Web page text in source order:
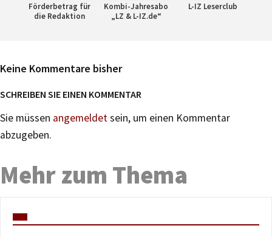
Förderbetrag für
die Redaktion
Kombi-Jahresabo
„LZ & L-IZ.de“
L-IZ Leserclub
Keine Kommentare bisher
SCHREIBEN SIE EINEN KOMMENTAR
Sie müssen angemeldetsein, um einen Kommentar
abzugeben.
Mehr zum Thema